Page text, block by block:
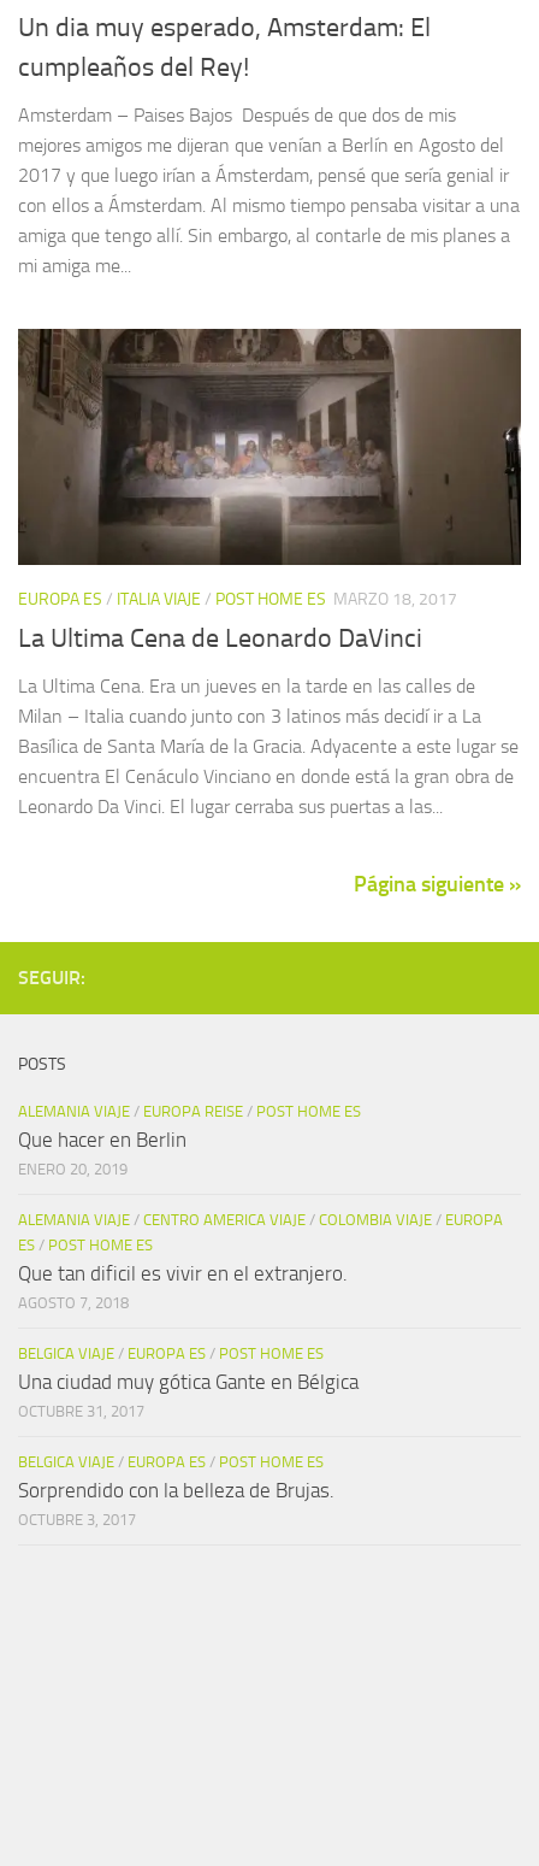
Un dia muy esperado, Amsterdam: El
cumpleaños del Rey!
Amsterdam – Paises Bajos Después de que dos de mis
mejores amigos me dijeran que venían a Berlín en Agosto del
2017 y que luego irían a Ámsterdam, pensé que sería genial ir
con ellos a Ámsterdam. Al mismo tiempo pensaba visitar a una
amiga que tengo allí. Sin embargo, al contarle de mis planes a
mi amiga me...
EUROPA ES / ITALIA VIAJE / POST HOME ES MARZO 18, 2017
La Ultima Cena de Leonardo DaVinci
La Ultima Cena. Era un jueves en la tarde en las calles de
Milan – Italia cuando junto con 3 latinos más decidí ir a La
Basílica de Santa María de la Gracia. Adyacente a este lugar se
encuentra El Cenáculo Vinciano en donde está la gran obra de
Leonardo Da Vinci. El lugar cerraba sus puertas a las...
Página siguiente »
SEGUIR:
POSTS
ALEMANIA VIAJE / EUROPA REISE / POST HOME ES
Que hacer en Berlin
ENERO 20, 2019
ALEMANIA VIAJE / CENTRO AMERICA VIAJE / COLOMBIA VIAJE / EUROPA
ES / POST HOME ES
Que tan dificil es vivir en el extranjero.
AGOSTO 7, 2018
BELGICA VIAJE / EUROPA ES / POST HOME ES
Una ciudad muy gótica Gante en Bélgica
OCTUBRE 31, 2017
BELGICA VIAJE / EUROPA ES / POST HOME ES
Sorprendido con la belleza de Brujas.
OCTUBRE 3, 2017